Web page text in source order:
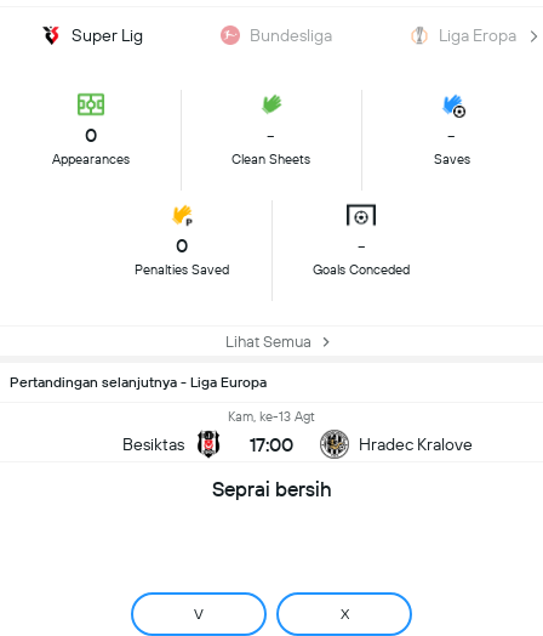
Super Lig Bundesliga Liga Eropa
0
Appearances
-
Clean Sheets
-
Saves
0
Penalties Saved
-
Goals Conceded
Lihat Semua
Pertandingan selanjutnya - Liga Europa
Besiktas
Kam, ke-13 Agt
17:00 Hradec Kralove
Seprai bersih
V X